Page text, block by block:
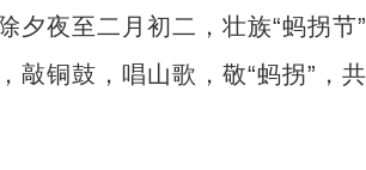
夜至二月初二，壮族“蚂拐节
敲铜鼓，唱山歌，敬“蚂拐”，